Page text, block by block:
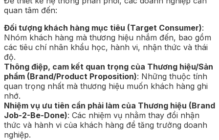
quan tâm đến:
Đối tượng khách hàng mục tiêu (Target Consumer):
Nhóm khách hàng mà thương hiệu nhắm đến, bao gồm
các tiêu chí nhân khẩu học, hành vi, nhận thức và thái
độ.
Thông điệp, cam kết quan trọng của Thương hiệu/Sản
phẩm (Brand/Product Proposition): Những thuộc tính
quan trọng nhất mà thương hiệu muốn khách hàng ghi
nhớ.
Nhiệm vụ ưu tiên cần phải làm của Thương hiệu (Brand
Job-2-Be-Done): Các nhiệm vụ nhằm thay đổi nhận
thức và hành vi của khách hàng để tăng trưởng doanh
nghiệp.